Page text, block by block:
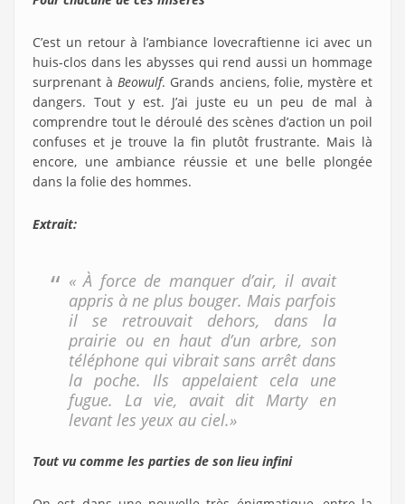
C’est un retour à l’ambiance lovecraftienne ici avec un
huis-clos dans les abysses qui rend aussi un hommage
surprenant àBeowulf. Grands anciens, folie, mystère et
dangers. Tout y est. J’ai juste eu un peu de mal à
comprendre tout le déroulé des scènes d’action un poil
confuses et je trouve la fin plutôt frustrante. Mais là
encore, une ambiance réussie et une belle plongée
dans la folie des hommes.
Extrait:
« À force de manquer d’air, il avait
appris à ne plus bouger. Mais parfois
il se retrouvait dehors, dans la
prairie ou en haut d’un arbre, son
téléphone qui vibrait sans arrêt dans
la poche. Ils appelaient cela une
fugue. La vie, avait dit Marty en
levant les yeux au ciel.»
Tout vu comme les parties de son lieu infini